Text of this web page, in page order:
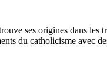
ses origines dans les
du catholicisme avec